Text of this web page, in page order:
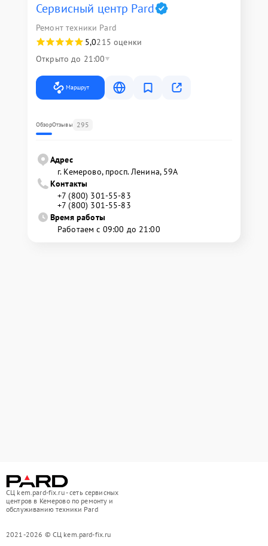
Сервисный центр Pard
Ремонт техники Pard
5,0215 оценки
Открыто до 21:00
Маршрут
ОбзорОтзывы 295
Адрес
г. Кемерово, просп. Ленина, 59А
Контакты
+7 (800) 301-55-83
+7 (800) 301-55-83
Время работы
Работаем с 09:00 до 21:00
СЦ kem.pard-fix.ru - сеть сервисных
центров в Кемерово по ремонту и
обслуживанию техники Pard
2021-2026 © СЦ kem.pard-fix.ru